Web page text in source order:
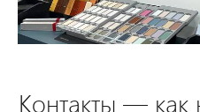
Контакты — как